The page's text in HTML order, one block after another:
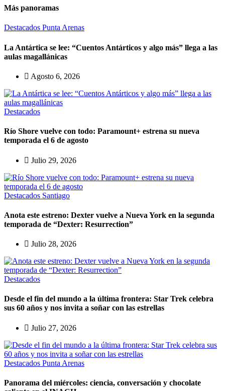
Más panoramas
Destacados Punta Arenas
La Antártica se lee: “Cuentos Antárticos y algo más” llega a las
aulas magallánicas
Agosto 6, 2026
Destacados
Río Shore vuelve con todo: Paramount+ estrena su nueva
temporada el 6 de agosto
Julio 29, 2026
Destacados Santiago
Anota este estreno: Dexter vuelve a Nueva York en la segunda
temporada de “Dexter: Resurrection”
Julio 28, 2026
Destacados
Desde el fin del mundo a la última frontera: Star Trek celebra
sus 60 años y nos invita a soñar con las estrellas
Julio 27, 2026
Destacados Punta Arenas
Panorama del miércoles: ciencia, conversación y chocolate